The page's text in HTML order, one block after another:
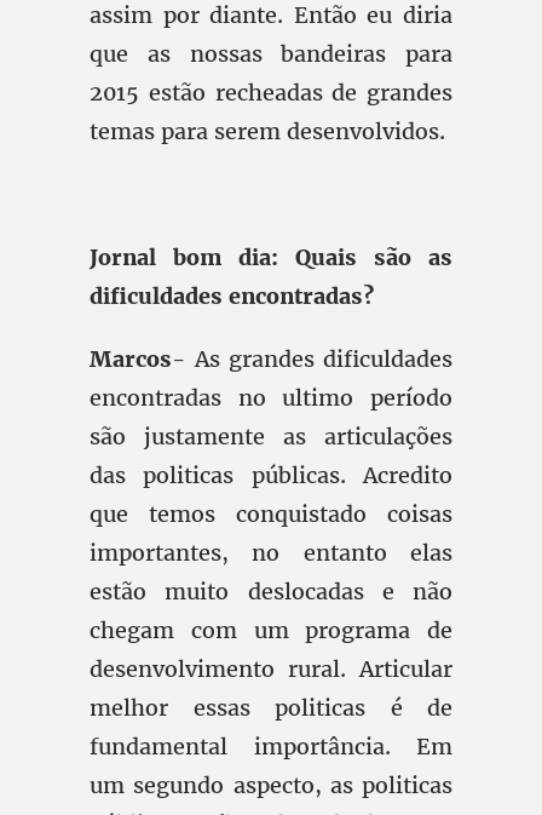
assim por diante. Então eu diria
que as nossas bandeiras para
2015 estão recheadas de grandes
temas para serem desenvolvidos.
Jornal bom dia: Quais são as
dificuldades encontradas?
Marcos- As grandes dificuldades
encontradas no ultimo período
são justamente as articulações
das politicas públicas. Acredito
que temos conquistado coisas
importantes, no entanto elas
estão muito deslocadas e não
chegam com um programa de
desenvolvimento rural. Articular
melhor essas politicas é de
fundamental importância. Em
um segundo aspecto, as politicas